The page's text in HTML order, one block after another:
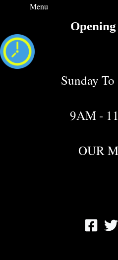
Menu
Sunday
9AM -
OUR